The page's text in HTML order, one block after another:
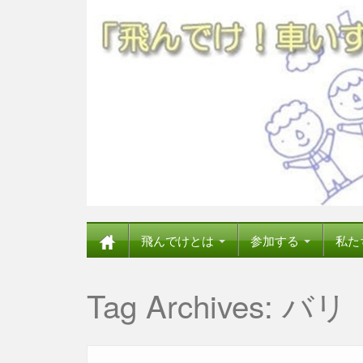
飛んでけとは 参加する 私
Tag Archives: バリ